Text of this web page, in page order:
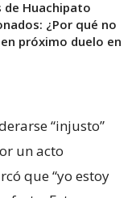
de Huachipato
¿Por qué no
próximo duelo en
“injusto”
un acto
que “yo estoy